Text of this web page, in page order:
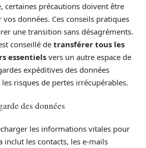
certaines précautions doivent être
données. Ces conseils pratiques
une transition sans désagréments.
conseillé de transférer tous les
essentiels vers un autre espace de
expéditives des données
risques de pertes irrécupérables.
des données
les informations vitales pour
inclut les contacts, les e-mails